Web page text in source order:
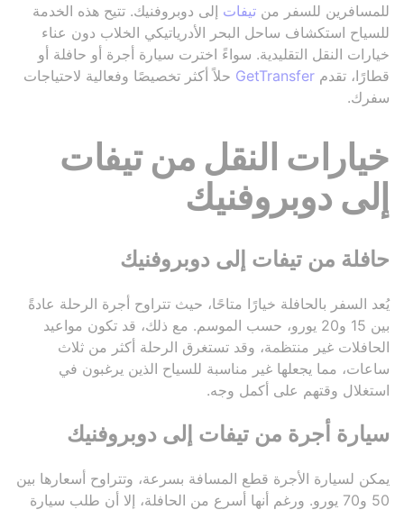
للمسافرين للسفر من تيفات إلى دوبروفنيك. تتيح هذه الخدمة
للسياح استكشاف ساحل البحر الأدرياتيكي الخلاب دون عناء
خيارات النقل التقليدية. سواءً اخترت سيارة أجرة أو حافلة أو
قطارًا، تقدم GetTransfer حلاً أكثر تخصيصًا وفعالية لاحتياجات
سفرك.
خيارات النقل من تيفات
إلى دوبروفنيك
حافلة من تيفات إلى دوبروفنيك
يُعد السفر بالحافلة خيارًا متاحًا، حيث تتراوح أجرة الرحلة عادةً
بين 15 و20 يورو، حسب الموسم. مع ذلك، قد تكون مواعيد
الحافلات غير منتظمة، وقد تستغرق الرحلة أكثر من ثلاث
ساعات، مما يجعلها غير مناسبة للسياح الذين يرغبون في
استغلال وقتهم على أكمل وجه.
سيارة أجرة من تيفات إلى دوبروفنيك
يمكن لسيارة الأجرة قطع المسافة بسرعة، وتتراوح أسعارها بين
50 و70 يورو. ورغم أنها أسرع من الحافلة، إلا أن طلب سيارة